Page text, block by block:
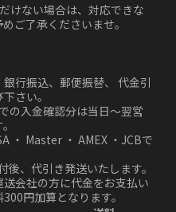
けない場合は、対応できな
ご了承くださいませ。
行振込、郵便振替、 代金引
さい。
の入金確認分は当日～翌営
・ Master ・ AMEX ・JCBで
、代引き発送いたします。
会社の方に代金をお支払い
円加算となります。